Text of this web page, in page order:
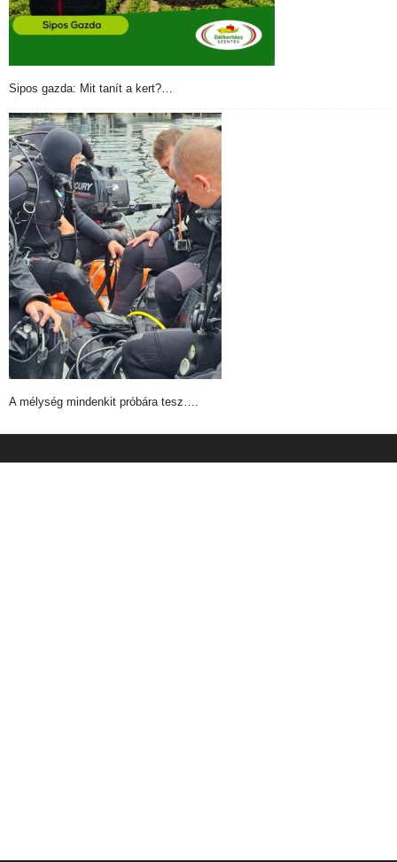
Sipos gazda: Mit tanít a kert?…
A mélység mindenkit próbára tesz….